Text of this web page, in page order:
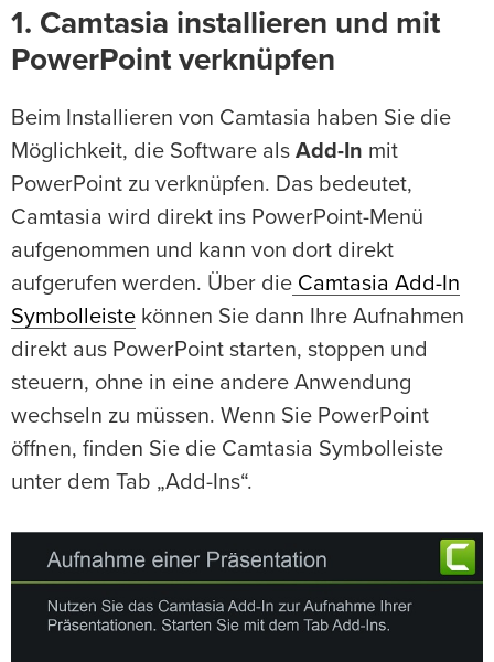
1. Camtasia installieren und mit
PowerPoint verknüpfen
Beim Installieren von Camtasia haben Sie die
Möglichkeit, die Software als Add-In mit
PowerPoint zu verknüpfen. Das bedeutet,
Camtasia wird direkt ins PowerPoint-Menü
aufgenommen und kann von dort direkt
aufgerufen werden. Über die Camtasia Add-In
Symbolleiste können Sie dann Ihre Aufnahmen
direkt aus PowerPoint starten, stoppen und
steuern, ohne in eine andere Anwendung
wechseln zu müssen. Wenn Sie PowerPoint
öffnen, finden Sie die Camtasia Symbolleiste
unter dem Tab „Add-Ins“.